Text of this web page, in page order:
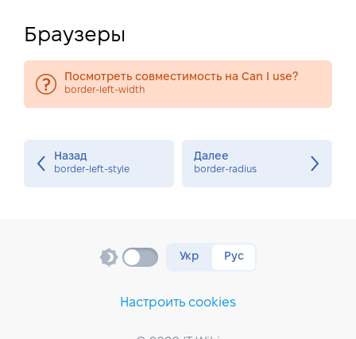
Браузеры
Посмотреть совместимость на Can I use?
border-left-width
Назад
border-left-style
Далее
border-radius
Настроить cookies
Укр Рус